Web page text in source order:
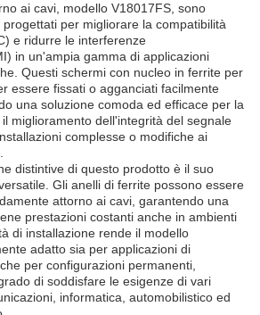
ai cavi, modello V18017FS, sono
per migliorare la compatibilità
e ridurre le interferenze
in un'ampia gamma di applicazioni
Questi schermi con nucleo in ferrite per
essere fissati o agganciati facilmente
una soluzione comoda ed efficace per la
miglioramento dell'integrità del segnale
complesse o modifiche ai
distintive di questo prodotto è il suo
Gli anelli di ferrite possono essere
attorno ai cavi, garantendo una
prestazioni costanti anche in ambienti
di installazione rende il modello
adatto sia per applicazioni di
per configurazioni permanenti,
di soddisfare le esigenze di vari
informatica, automobilistico ed